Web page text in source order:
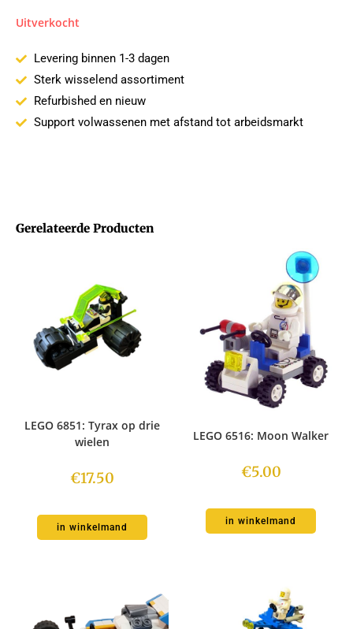
Uitverkocht
Levering binnen 1-3 dagen
Sterk wisselend assortiment
Refurbished en nieuw
Support volwassenen met afstand tot arbeidsmarkt
Gerelateerde Producten
LEGO 6851: Tyrax op drie
wielen
€17.50
in winkelmand
LEGO 6516: Moon Walker
€5.00
in winkelmand